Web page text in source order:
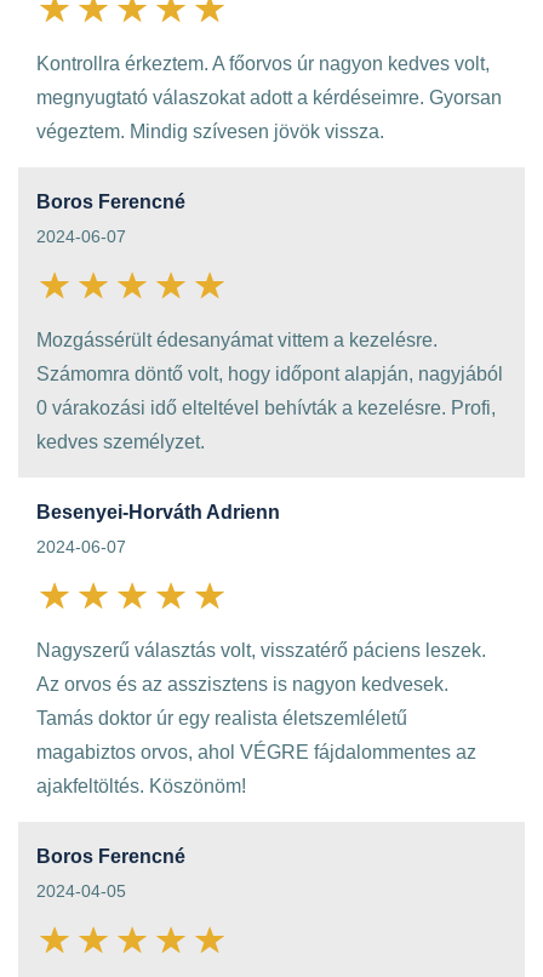
Kontrollra érkeztem. A főorvos úr nagyon kedves volt,
megnyugtató válaszokat adott a kérdéseimre. Gyorsan
végeztem. Mindig szívesen jövök vissza.
Boros Ferencné
2024-06-07
Mozgássérült édesanyámat vittem a kezelésre.
Számomra döntő volt, hogy időpont alapján, nagyjából
0 várakozási idő elteltével behívták a kezelésre. Profi,
kedves személyzet.
Besenyei-Horváth Adrienn
2024-06-07
Nagyszerű választás volt, visszatérő páciens leszek.
Az orvos és az asszisztens is nagyon kedvesek.
Tamás doktor úr egy realista életszemléletű
magabiztos orvos, ahol VÉGRE fájdalommentes az
ajakfeltöltés. Köszönöm!
Boros Ferencné
2024-04-05